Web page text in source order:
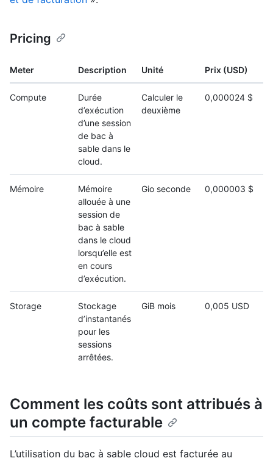
Pricing
Meter Description Unité Prix (USD)
Compute
Durée
d’exécution
d’une session
de bac à
sable dans le
cloud.
Calculer le
deuxième
0,000024 $
Mémoire
Mémoire
allouée à une
session de
bac à sable
dans le cloud
lorsqu’elle est
en cours
d’exécution.
Gio seconde 0,000003 $
Storage
Stockage
d’instantanés
pour les
sessions
arrêtées.
GiB mois 0,005 USD
Comment les coûts sont attribués à
un compte facturable
L’utilisation du bac à sable cloud est facturée au